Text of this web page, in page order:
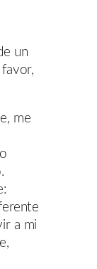
un
me
a mi